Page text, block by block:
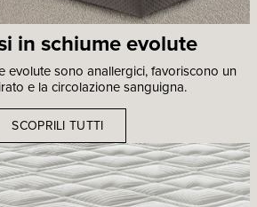
in schiume evolute
evolute sono anallergici, favoriscono un
e la circolazione sanguigna.
SCOPRILI TUTTI